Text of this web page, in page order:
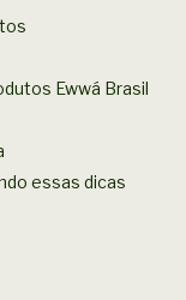
Ewwá Brasil
essas dicas